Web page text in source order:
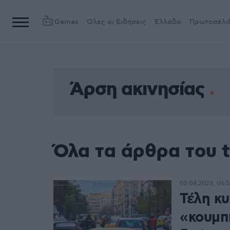
Games Όλες οι Ειδήσεις Ελλάδα
Άρση ακινησίας
Όλα τα άρθρα του
Τέλη
02.04.2026,